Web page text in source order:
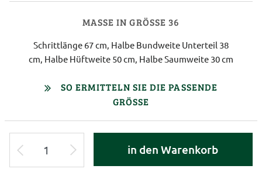
MASSE IN GRÖSSE 36
Schrittlänge 67 cm, Halbe Bundweite Unterteil 38
cm, Halbe Hüftweite 50 cm, Halbe Saumweite 30 cm
SO ERMITTELN SIE DIE PASSENDE
GRÖSSE
in den Warenkorb